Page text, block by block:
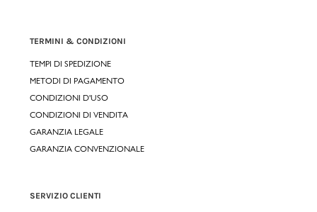
TERMINI & CONDIZIONI
TEMPI DI SPEDIZIONE
METODI DI PAGAMENTO
CONDIZIONI D'USO
CONDIZIONI DI VENDITA
GARANZIA LEGALE
GARANZIA CONVENZIONALE
SERVIZIO CLIENTI